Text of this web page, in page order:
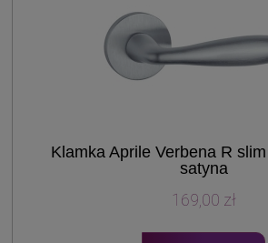
Klamka Aprile Verbena R
satyna
169,00 zł